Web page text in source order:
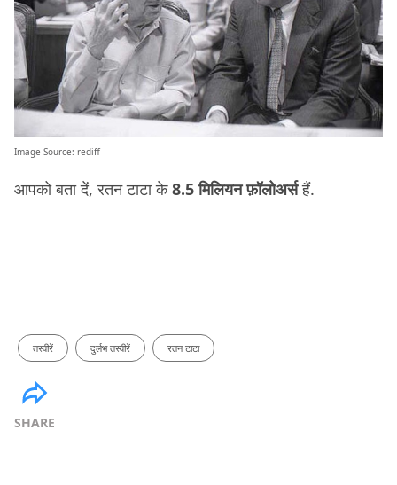
Image Source: rediff
आपको बता दें, रतन टाटा के8.5 मिलियन फ़ॉलोअर्सहैं.
तस्वीरें दुर्लभ तस्वीरें रतन टाटा
SHARE